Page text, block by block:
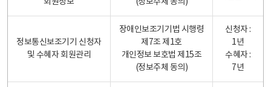
정보통신보조기기 신청자
및 수혜자 회원관리
장애인보조기기법 시행령
제7조 제1호
개인정보 보호법 제15조
(정보주체 동의)
신청자 :
1년
수혜자 :
7년